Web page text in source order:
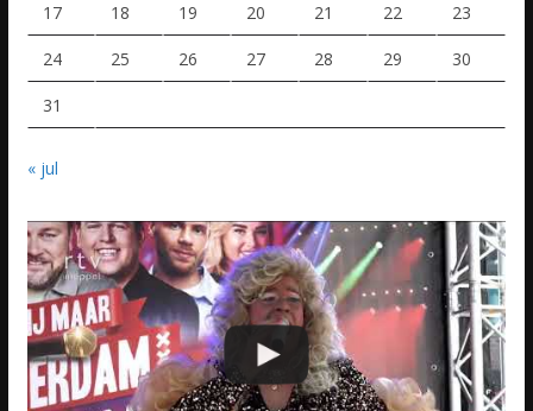
17 18 19 20 21 22 23
24 25 26 27 28 29 30
31
« jul